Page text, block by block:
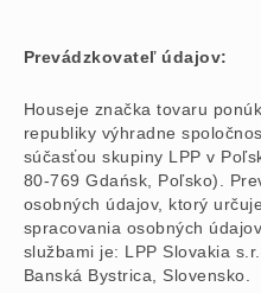
Prevádzkovateľ údajov:
Houseje značka tovaru
republiky výhradne
súčasťou skupiny LPP v
80-769 Gdańsk, Poľsko).
osobných údajov, ktorý
spracovania osobných
službami je: LPP Slovakia
Banská Bystrica, Slovensko.